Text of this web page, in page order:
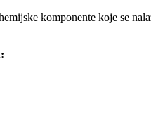
komponente koje se